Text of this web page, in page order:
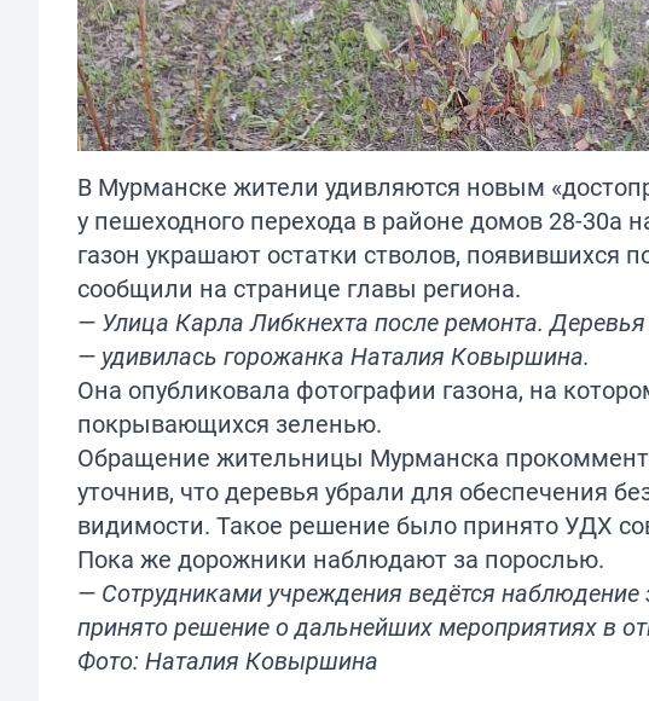
В Мурманске жители удивляются новым
у пешеходного перехода в районе домов 28-30а
газон украшают остатки стволов, появившихся
сообщили на странице главы региона.
— Улица Карла Либкнехта после ремонта.
— удивилась горожанка Наталия Ковыршина.
Она опубликовала фотографии газона, на
покрывающихся зеленью.
Обращение жительницы Мурманска
уточнив, что деревья убрали для обеспечения
видимости. Такое решение было принято УДХ
Пока же дорожники наблюдают за порослью.
— Сотрудниками учреждения ведётся наблюдение
принято решение о дальнейших мероприятиях в
Фото: Наталия Ковыршина